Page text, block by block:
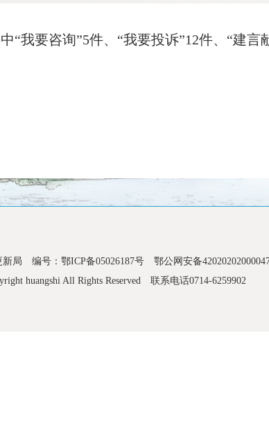
“我要咨询”5件、“我要投诉”12件、“建言
新局 编号：鄂ICP备05026187号 鄂公网安备
huangshi All Rights Reserved 联系电话0714-6259902